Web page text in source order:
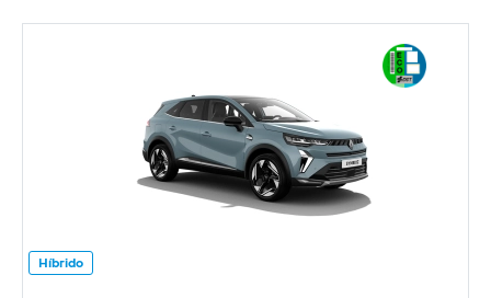
Híbrido